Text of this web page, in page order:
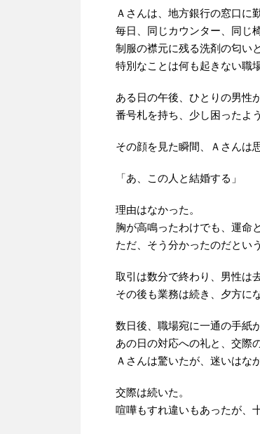
Ａさんは、地方銀行の窓口に
毎日、同じカウンター、同じ
制服の襟元に残る洗剤の匂い
特別なことは何も起きない職
ある日の午後、ひとりの男性
番号札を持ち、少し困ったよ
その顔を見た瞬間、Ａさんは
「あ、この人と結婚する」
理由はなかった。
胸が高鳴ったわけでも、運命
ただ、そう分かったのだという
取引は数分で終わり、男性は
その後も業務は続き、夕方に
数日後、職場宛に一通の手紙
あの日の対応への礼と、交際
Ａさんは驚いたが、迷いはな
交際は続いた。
喧嘩もすれ違いもあったが、